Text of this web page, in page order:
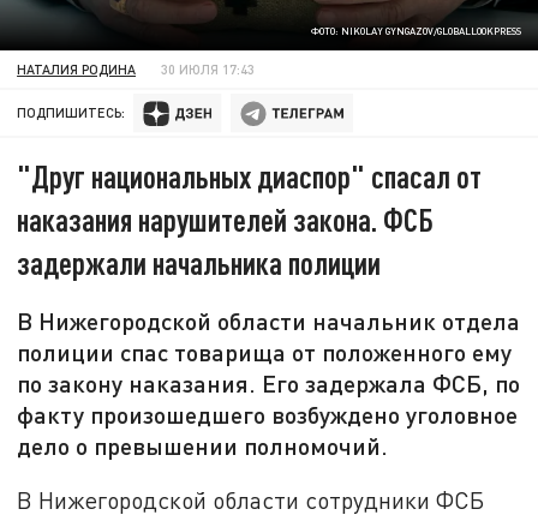
ФОТО: NIKOLAY GYNGAZOV/GLOBALLOOKPRESS
НАТАЛИЯ РОДИНА 30 ИЮЛЯ 17:43
ПОДПИШИТЕСЬ:
"Друг национальных диаспор" спасал от
наказания нарушителей закона. ФСБ
задержали начальника полиции
В Нижегородской области начальник отдела
полиции спас товарища от положенного ему
по закону наказания. Его задержала ФСБ, по
факту произошедшего возбуждено уголовное
дело о превышении полномочий.
В Нижегородской области сотрудники ФСБ